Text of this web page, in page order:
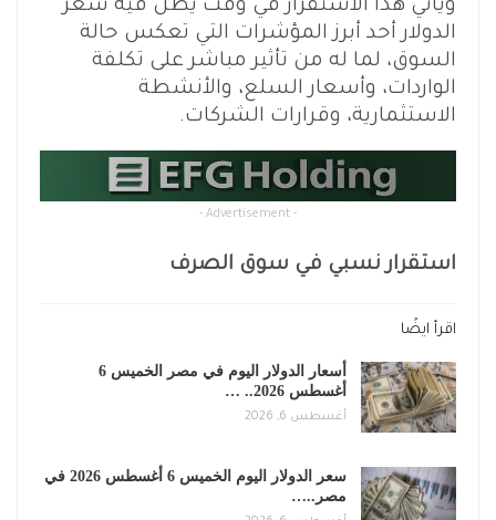
ويأتي هذا الاستقرار في وقت يظل فيه سعر
الدولار أحد أبرز المؤشرات التي تعكس حالة
السوق، لما له من تأثير مباشر على تكلفة
الواردات، وأسعار السلع، والأنشطة
الاستثمارية، وقرارات الشركات.
- Advertisement -
استقرار نسبي في سوق الصرف
اقرأ ايضًا
أسعار الدولار اليوم في مصر الخميس 6
أغسطس 2026.. …
أغسطس 6, 2026
سعر الدولار اليوم الخميس 6 أغسطس 2026 في
مصر..…